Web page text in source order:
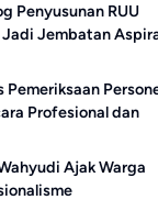
Penyusunan RUU
Jembatan
Pemeriksaan
Profesional dan
Ajak Warga